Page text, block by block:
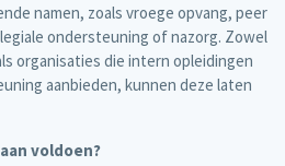
namen, zoals vroege opvang, peer
ondersteuning of nazorg. Zowel
organisaties die intern opleidingen
aanbieden, kunnen deze laten
voldoen?